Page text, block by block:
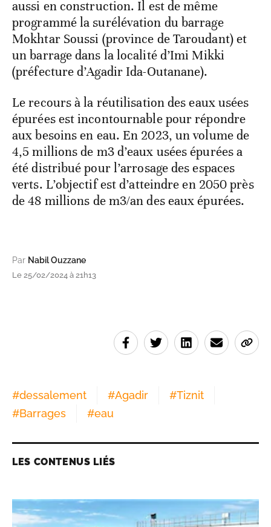
aussi en construction. Il est de même
programmé la surélévation du barrage
Mokhtar Soussi (province de Taroudant) et
un barrage dans la localité d’Imi Mikki
(préfecture d’Agadir Ida-Outanane).
Le recours à la réutilisation des eaux usées
épurées est incontournable pour répondre
aux besoins en eau. En 2023, un volume de
4,5 millions de m3 d’eaux usées épurées a
été distribué pour l’arrosage des espaces
verts. L’objectif est d’atteindre en 2050 près
de 48 millions de m3/an des eaux épurées.
Par Nabil Ouzzane
Le 25/02/2024 à 21h13
#dessalement #Agadir #Tiznit
#Barrages #eau
LES CONTENUS LIÉS